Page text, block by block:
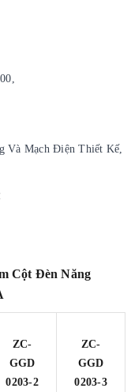
Và Mạch Điện Thiết Kế,
Cột Đèn Năng
ZC-
GGD
0203-2
ZC-
GGD
0203-3